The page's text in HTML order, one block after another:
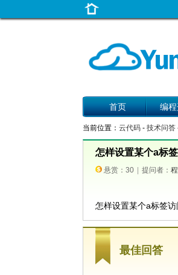
首页 编
当前位置： 云代码 - 技术问答
怎样设置某个a标
悬赏：30 提问者：
怎样设置某个a标签访
最佳回答